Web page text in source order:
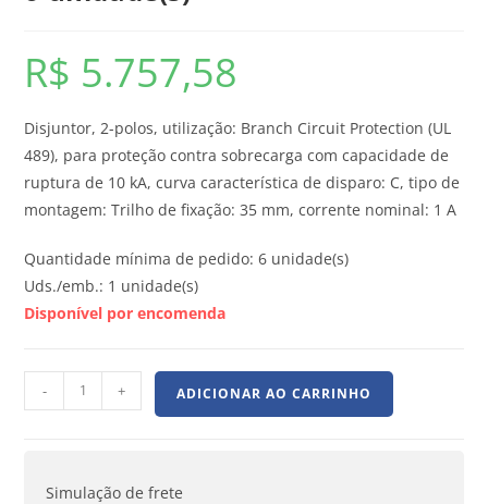
R$ 5.757,58
Disjuntor, 2-polos, utilização: Branch Circuit Protection (UL
489), para proteção contra sobrecarga com capacidade de
ruptura de 10 kA, curva característica de disparo: C, tipo de
montagem: Trilho de fixação: 35 mm, corrente nominal: 1 A
Quantidade mínima de pedido: 6 unidade(s)
Uds./emb.: 1 unidade(s)
Disponível por encomenda
- + ADICIONAR AO CARRINHO
Simulação de frete